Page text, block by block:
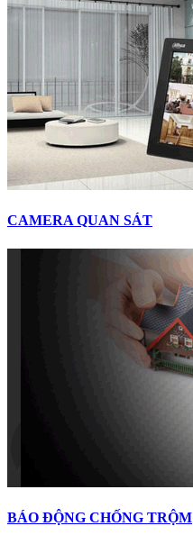
CAMERA QUAN SÁT
BÁO ĐỘNG CHỐNG TRỘM